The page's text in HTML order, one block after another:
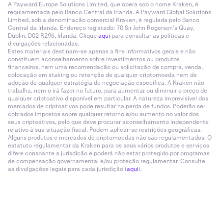
A Payward Europe Solutions Limited, que opera sob o nome Kraken, é
regulamentada pelo Banco Central da Irlanda. A Payward Global Solutions
Limited, sob a denominação comercial Kraken, é regulada pelo Banco
Central da Irlanda. Endereço registado: 70 Sir John Rogerson’s Quay,
Dublin, D02 R296, Irlanda. Cliqueaqui para consultar as políticas e
divulgações relacionadas.
Estes materiais destinam-se apenas a fins informativos gerais e não
constituem aconselhamento sobre investimentos ou produtos
financeiros, nem uma recomendação ou solicitação de compra, venda,
colocação em staking ou retenção de qualquer criptomoeda nem de
adoção de qualquer estratégia de negociação específica. A Kraken não
trabalha, nem o irá fazer no futuro, para aumentar ou diminuir o preço de
qualquer criptoativo disponível em particular. A natureza imprevisível dos
mercados de criptoativos pode resultar na perda de fundos. Poderão ser
cobrados impostos sobre qualquer retorno e/ou aumento no valor dos
seus criptoativos, pelo que deve procurar aconselhamento independente
relativo à sua situação fiscal. Podem aplicar-se restrições geográficas.
Alguns produtos e mercados de criptomoedas não são regulamentados. O
estatuto regulamentar da Kraken para os seus vários produtos e serviços
difere consoante a jurisdição e poderá não estar protegido por programas
de compensação governamental e/ou proteção regulamentar. Consulte
as divulgações legais para cada jurisdição (aqui).